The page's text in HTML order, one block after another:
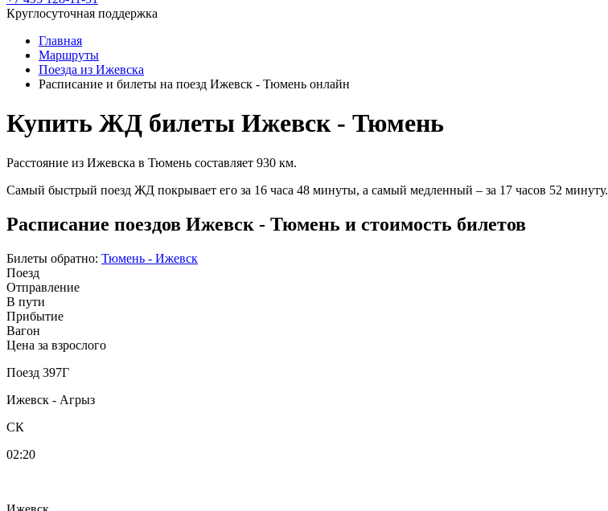
Круглосуточная поддержка
Главная
Маршруты
Поезда из Ижевска
Расписание и билеты на поезд Ижевск - Тюмень онлайн
Купить ЖД билеты Ижевск - Тюмень
Расстояние из Ижевска в Тюмень составляет 930 км.
Самый быстрый поезд ЖД покрывает его за 16 часа 48 минуты, а самый медленный – за 17 часов 52 минуту.
Расписание поездов Ижевск - Тюмень и стоимость билетов
Билеты обратно: Тюмень - Ижевск
Поезд
Отправление
В пути
Прибытие
Вагон
Цена за взрослого
Поезд 397Г
Ижевск - Агрыз
СК
02:20